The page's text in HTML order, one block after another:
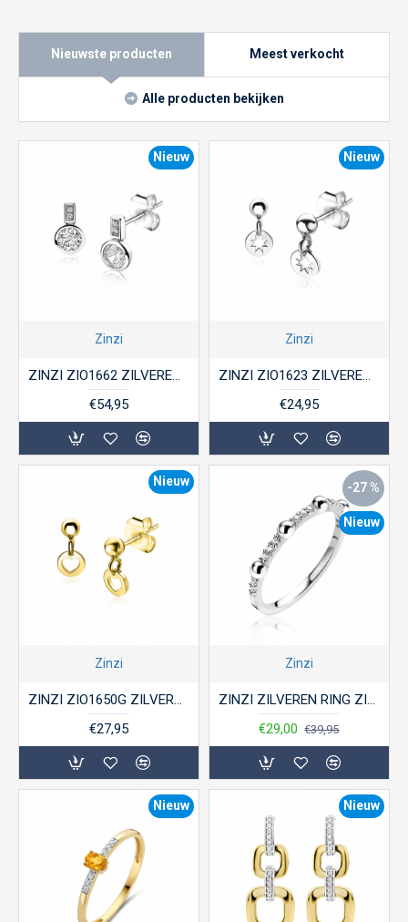
Nieuwste producten Meest verkocht
Alle producten bekijken
Nieuw
Zinzi
€54,95
Nieuw
Zinzi
ZINZI ZIO1623 ZILVEREN OORHANGERS PLAATJES STER
€24,95
Nieuw
Zinzi
€27,95
Nieuw
-27 %
Zinzi
ZINZI ZILVEREN RING ZIRKONIA SIDER ZIR1596
€29,00 €39,95
Nieuw Nieuw